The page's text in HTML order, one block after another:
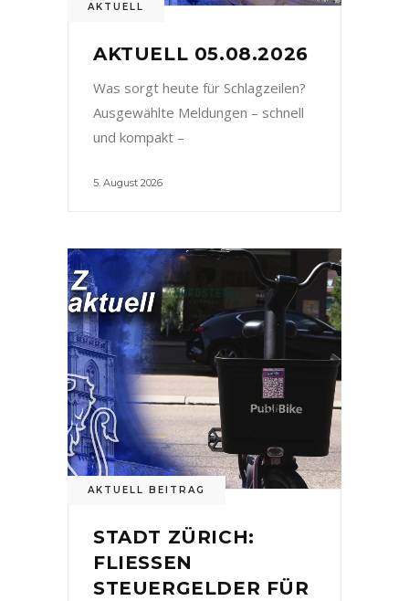
AKTUELL
AKTUELL 05.08.2026
Was sorgt heute für Schlagzeilen?
Ausgewählte Meldungen – schnell
und kompakt –
5. August 2026
AKTUELL BEITRAG
STADT ZÜRICH:
FLIESSEN
STEUERGELDER FÜR